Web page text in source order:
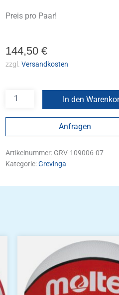
Preis pro Paar!
144,50 €
zzgl. Versandkosten
In den
Anfragen
Artikelnummer: GRV-109006-07
Kategorie:Grevinga